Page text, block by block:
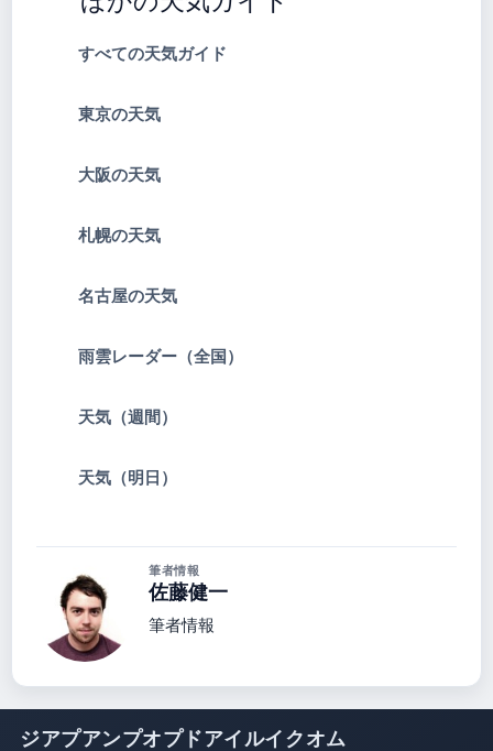
すべての天気ガイド
東京の天気
大阪の天気
札幌の天気
名古屋の天気
雨雲レーダー（全国）
天気（週間）
天気（明日）
筆者情報
佐藤健一
筆者情報
ジアプアンプオプドアイルイクオム